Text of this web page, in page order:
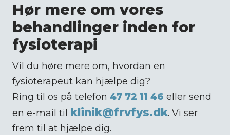
Hør mere om vores
behandlinger inden for
fysioterapi
Vil du høre mere om, hvordan en
fysioterapeut kan hjælpe dig?
Ring til os på telefon47 72 11 46 eller send
en e-mail til klinik@frvfys.dk. Vi ser
frem til at hjælpe dig.​